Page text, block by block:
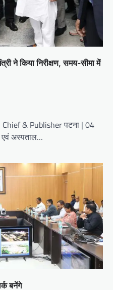
ने किया निरीक्षण, समय-सीमा में
& Publisher पटना | 04
अस्पताल…
बनेंगे